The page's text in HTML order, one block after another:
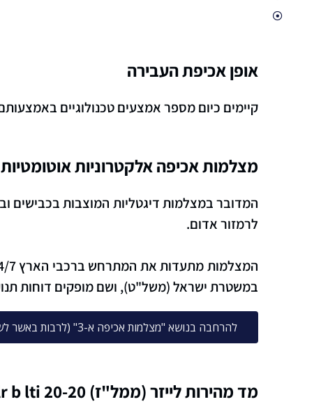
אופן אכיפת העבירה
קיימים כיוםמספר אמצעים טכנולוגיים
מצלמות אכיפה אלקטרוניות אוטומטיות
המדובר במצלמות דיגטליות המוצבות בכבישים
לרמזור אדום.
במשטרת ישראל (משל"ט), ושם מופקים דוחות
להרחבה בנושא "מצלמות אכיפה א-3" (לרבות באשר לשאלת אמינותן) לחץ כאן
מד מהירות לייזר (ממל"ז) UltraLyte lr b lti 20-20